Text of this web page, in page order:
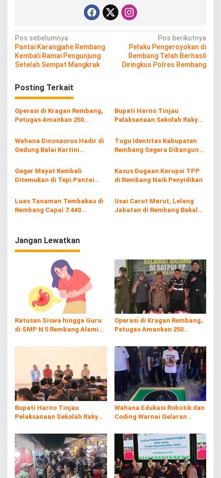
N
a
v
i
g
a
s
i
p
s
Pos sebelumnya
Pantai Karangjahe Rembang
Kembali Ramai Pengunjung
Setelah Sempat Mangkrak
Pos berikutnya
Pelaku Pengeroyokan di
Rembang Telah Berhasil
Diringkus Polres Rembang
Posting Terkait
Operasi di Kragan Rembang,
Petugas Amankan 250
Bupati Harno Tinjau
Pelaksanaan Sekolah Rakyat
Wahana Dinosaurus Hadir di
Gedung Balai Kartini
Tugu Identitas Kabupaten
Rembang Segera Dibangun
Geger Mayat Kembali
Ditemukan di Tepi Pantai
Kasus Dugaan Korupsi TPP
di Rembang Naik Penyidikan
Luas Tanaman Tembakau di
Rembang Capai 7.440
Usai Carut Marut, Lelang
Jabatan di Rembang Bakal
Jangan Lewatkan
Ratusan Siswa hingga Guru
di SMP N 5 Rembang Alami
Operasi di Kragan Rembang,
Petugas Amankan 250
Bupati Harno Tinjau
Pelaksanaan Sekolah Rakyat
Wahana Edukasi Robotik dan
Coding Warnai Gelaran